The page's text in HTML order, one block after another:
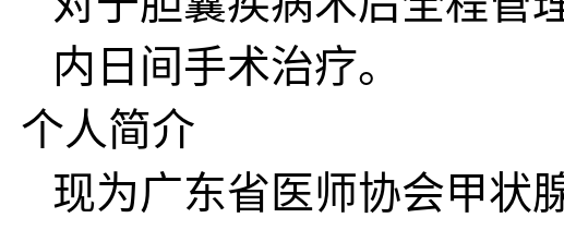
内日间手术治疗。
个人简介
现为广东省医师协会甲状